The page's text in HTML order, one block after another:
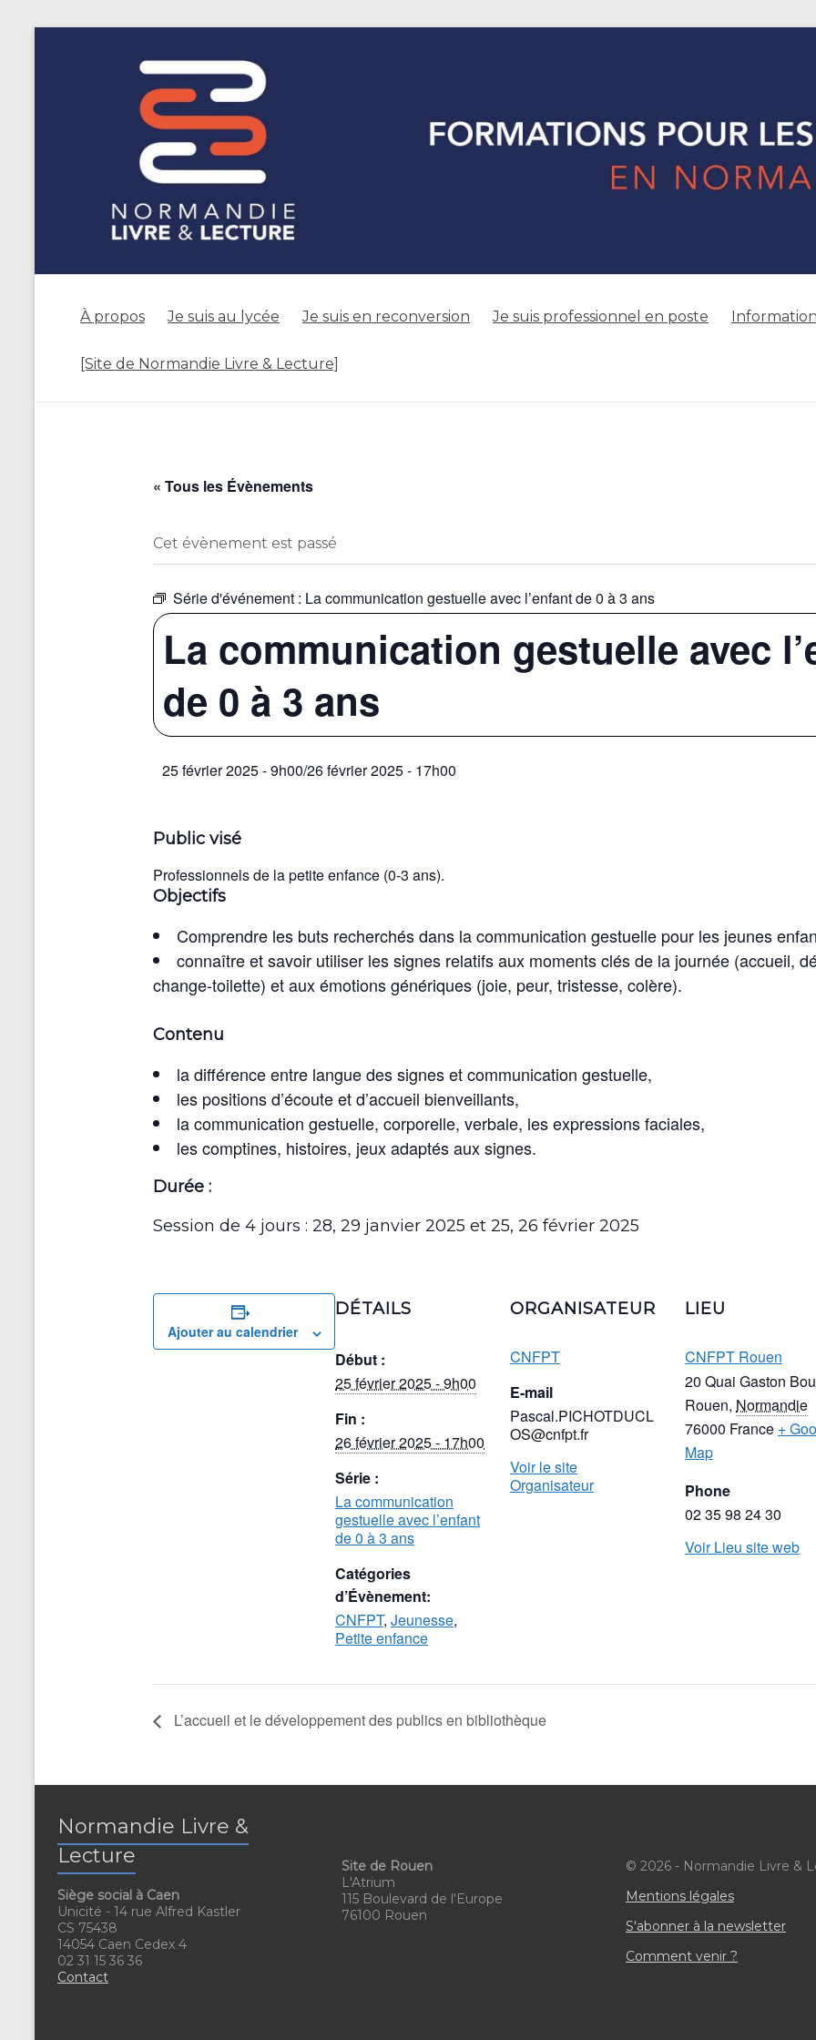
À propos Je suis au lycée Je suis en reconversion Je suis professionnel en poste
[Site de Normandie Livre & Lecture]
« Tous les Évènements
Cet évènement est passé
Série d'événement : La communication gestuelle avec l’enfant de 0 à 3 ans
La communication gestuelle avec
de 0 à 3 ans
25 février 2025 - 9h00/26 février 2025 - 17h00
Public visé
Professionnels de la petite enfance (0-3 ans).
Objectifs
Comprendre les buts recherchés dans la communication gestuelle pour les jeunes
connaître et savoir utiliser les signes relatifs aux moments clés de la journée (accueil,
change-toilette) et aux émotions génériques (joie, peur, tristesse, colère).
Contenu
la différence entre langue des signes et communication gestuelle,
les positions d’écoute et d’accueil bienveillants,
la communication gestuelle, corporelle, verbale, les expressions faciales,
les comptines, histoires, jeux adaptés aux signes.
Durée :
Session de 4 jours : 28, 29 janvier 2025 et 25, 26 février 2025
Ajouter au calendrier
DÉTAILS
Début :
25 février 2025 - 9h00
Fin :
26 février 2025 - 17h00
Série :
La communication
gestuelle avec l’enfant
de 0 à 3 ans
Catégories
d’Évènement:
CNFPT, Jeunesse,
Petite enfance
ORGANISATEUR
CNFPT
E-mail
Pascal.PICHOTDUCL
OS@cnfpt.fr
Voir le site
Organisateur
LIEU
CNFPT Rouen
20 Quai Gaston
Rouen, Normandie
76000 France +
Map
Phone
02 35 98 24 30
Voir Lieu site web
L’accueil et le développement des publics en bibliothèque
Normandie Livre &
Lecture
Siège social à Caen
Unicité - 14 rue Alfred Kastler
CS 75438
14054 Caen Cedex 4
02 31 15 36 36
Contact
Site de Rouen
L'Atrium
115 Boulevard de l'Europe
76100 Rouen
© 2026 - Normandie Livre &
Mentions légales
S'abonner à la newsletter
Comment venir ?